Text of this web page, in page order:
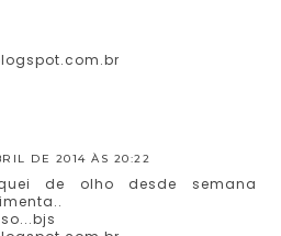
DE 2014 ÀS 20:22
de olho desde semana